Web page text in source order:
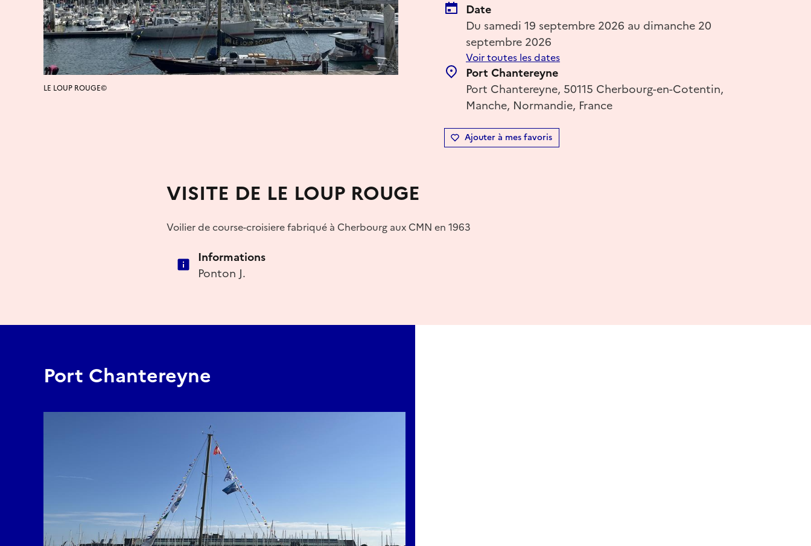
Date
Du samedi 19 septembre 2026 au dimanche 20
septembre 2026
Voir toutes les dates
Port Chantereyne
Port Chantereyne, 50115 Cherbourg-en-Cotentin,
Manche, Normandie, France
Ajouter à mes favoris
LE LOUP ROUGE©
VISITE DE LE LOUP ROUGE
Voilier de course-croisiere fabriqué à Cherbourg aux CMN en 1963
Informations
Ponton J.
Port Chantereyne